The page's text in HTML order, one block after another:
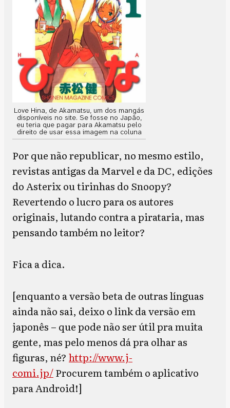
Love Hina, de Akamatsu, um dos mangás
disponíveis no site. Se fosse no Japão,
eu teria que pagar para Akamatsu pelo
direito de usar essa imagem na coluna
Por que não republicar, no mesmo estilo,
revistas antigas da Marvel e da DC, edições
do Asterix ou tirinhas do Snoopy?
Revertendo o lucro para os autores
originais, lutando contra a pirataria, mas
pensando também no leitor?
Fica a dica.
[enquanto a versão beta de outras línguas
ainda não sai, deixo o link da versão em
japonês – que pode não ser útil pra muita
gente, mas pelo menos dá pra olhar as
figuras, né? http://www.j-
comi.jp/Procurem também o aplicativo
para Android!]